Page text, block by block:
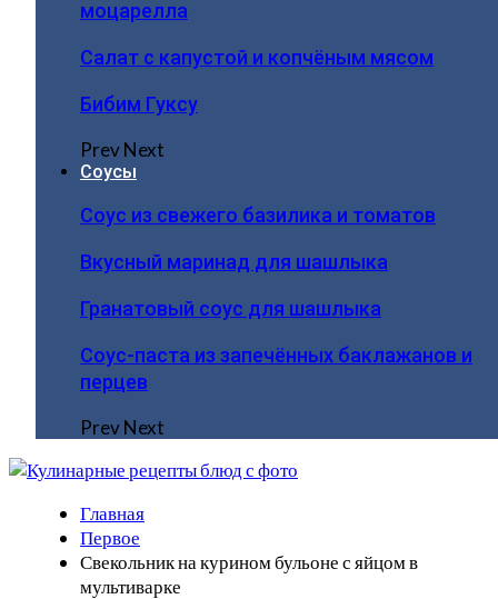
моцарелла
Салат с капустой и копчёным мясом
Бибим Гуксу
PrevNext
Соусы
Соус из свежего базилика и томатов
Вкусный маринад для шашлыка
Гранатовый соус для шашлыка
Соус-паста из запечённых баклажанов и
перцев
PrevNext
Главная
Первое
Свекольник на курином бульоне с яйцом в
мультиварке